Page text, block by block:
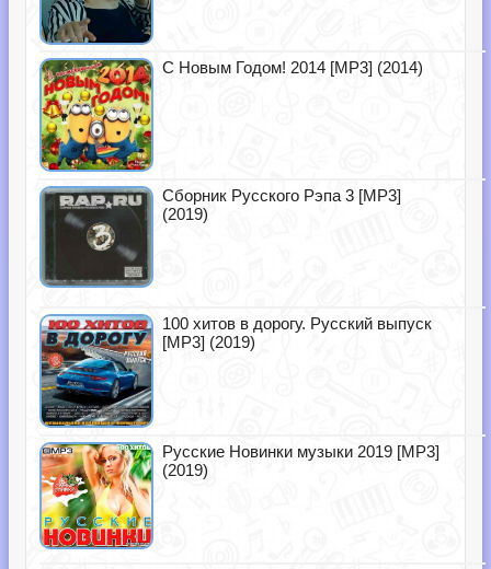
С Новым Годом! 2014 [MP3] (2014)
Сборник Русского Рэпа 3 [MP3]
(2019)
100 хитов в дорогу. Русский выпуск
[MP3] (2019)
Русские Новинки музыки 2019 [MP3]
(2019)